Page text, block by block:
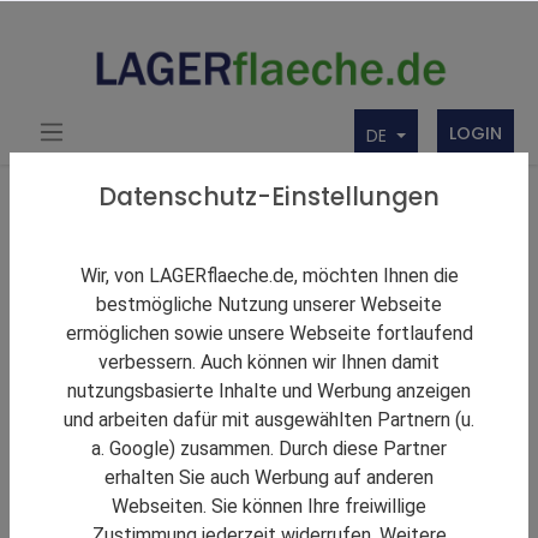
DE LOGIN
Themen Rund um Lager und LAGERflaeche.de
nachhaltiges Mehrwegsystem für den Onlinehandel
Datenschutz-Einstellungen
Wir, von LAGERflaeche.de, möchten Ihnen die
bestmögliche Nutzung unserer Webseite
ermöglichen sowie unsere Webseite fortlaufend
verbessern. Auch können wir Ihnen damit
nutzungsbasierte Inhalte und Werbung anzeigen
und arbeiten dafür mit ausgewählten Partnern (u.
a. Google) zusammen. Durch diese Partner
erhalten Sie auch Werbung auf anderen
Webseiten. Sie können Ihre freiwillige